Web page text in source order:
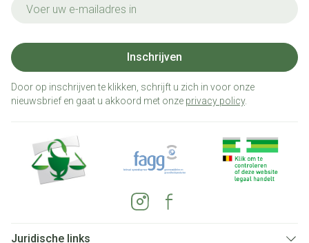
Inschrijven
Door op inschrijven te klikken, schrijft u zich in voor onze
nieuwsbrief en gaat u akkoord met onze privacy policy.
Juridische links